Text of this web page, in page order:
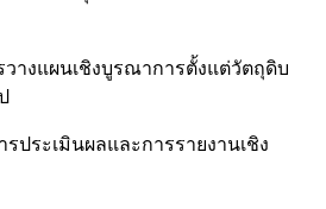
างแผนเชิงบูรณาการตั้งแต่วัตถุดิบ
ระเมินผลและการรายงานเชิง